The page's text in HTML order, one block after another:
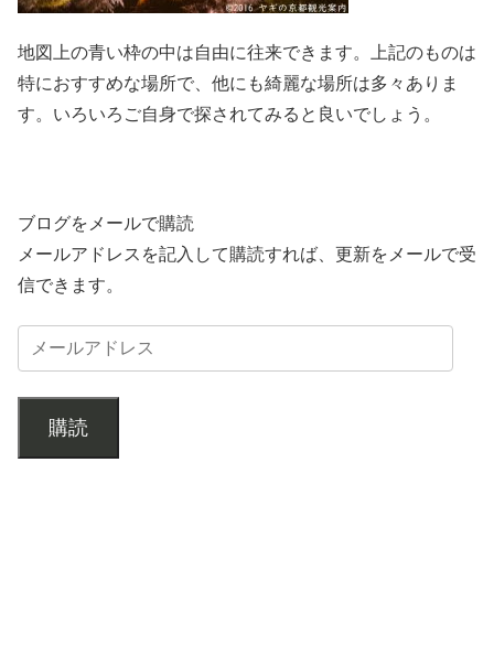
地図上の青い枠の中は自由に往来できます。上記のものは
特におすすめな場所で、他にも綺麗な場所は多々ありま
す。いろいろご自身で探されてみると良いでしょう。
ブログをメールで購読
メールアドレスを記入して購読すれば、更新をメールで受
信できます。
購読